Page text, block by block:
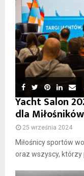
Yacht Salon
dla
25 września 2024
Miłośnicy sportów
oraz wszyscy, którzy